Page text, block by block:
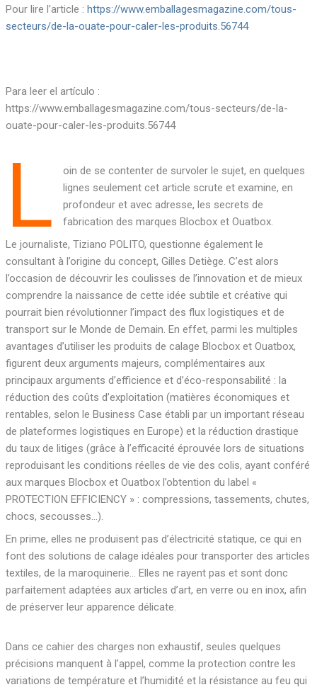
Pour lire l’article : https://www.emballagesmagazine.com/tous-
secteurs/de-la-ouate-pour-caler-les-produits.56744
Para leer el artículo :
https://www.emballagesmagazine.com/tous-secteurs/de-la-
ouate-pour-caler-les-produits.56744
L
oin de se contenter de survoler le sujet, en quelques
lignes seulement cet article scrute et examine, en
profondeur et avec adresse, les secrets de
fabrication des marques Blocbox et Ouatbox.
Le journaliste, Tiziano POLITO, questionne également le
consultant à l’origine du concept, Gilles Detiège. C’est alors
l’occasion de découvrir les coulisses de l’innovation et de mieux
comprendre la naissance de cette idée subtile et créative qui
pourrait bien révolutionner l’impact des flux logistiques et de
transport sur le Monde de Demain. En effet, parmi les multiples
avantages d’utiliser les produits de calage Blocbox et Ouatbox,
figurent deux arguments majeurs, complémentaires aux
principaux arguments d’efficience et d’éco-responsabilité : la
réduction des coûts d’exploitation (matières économiques et
rentables, selon le Business Case établi par un important réseau
de plateformes logistiques en Europe) et la réduction drastique
du taux de litiges (grâce à l’efficacité éprouvée lors de situations
reproduisant les conditions réelles de vie des colis, ayant conféré
aux marques Blocbox et Ouatbox l’obtention du label «
PROTECTION EFFICIENCY » : compressions, tassements, chutes,
chocs, secousses…).
En prime, elles ne produisent pas d’électricité statique, ce qui en
font des solutions de calage idéales pour transporter des articles
textiles, de la maroquinerie… Elles ne rayent pas et sont donc
parfaitement adaptées aux articles d’art, en verre ou en inox, afin
de préserver leur apparence délicate.
Dans ce cahier des charges non exhaustif, seules quelques
précisions manquent à l’appel, comme la protection contre les
variations de température et l’humidité et la résistance au feu qui